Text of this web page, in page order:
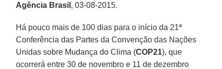
Agência Brasil , 03-08-2015.
Há pouco mais de 100 dias para o início da 21ª
Conferência das Partes da Convenção das Nações
Unidas sobre Mudança do Clima (COP21), que
ocorrerá entre 30 de novembro e 11 de dezembro